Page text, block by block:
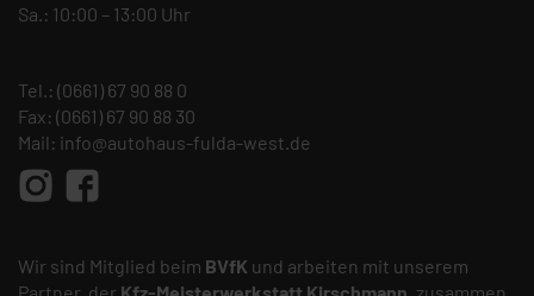
Sa.: 10:00 – 13:00 Uhr
Tel.: (0661) 67 90 88 0
Fax: (0661) 67 90 88 30
Mail: info@autohaus-fulda-west.de
Wir sind Mitglied beim BVfK und arbeiten mit unserem